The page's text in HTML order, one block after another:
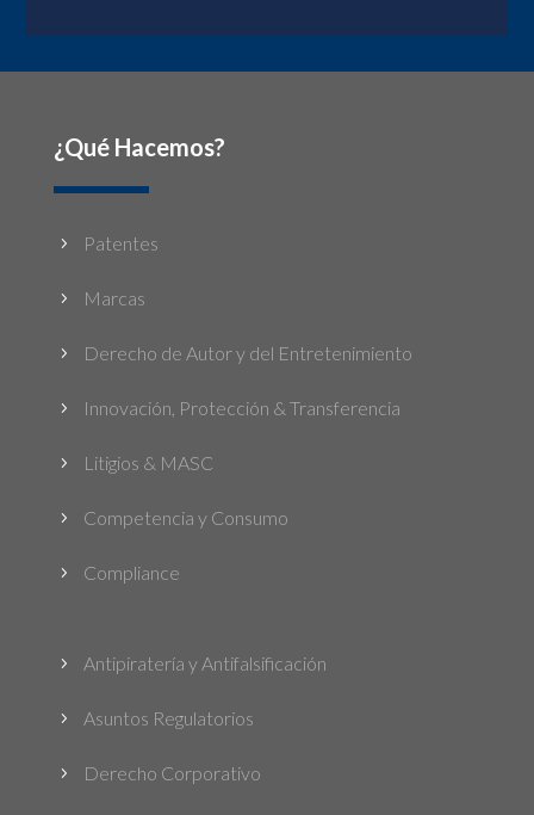
¿Qué Hacemos?
5 Patentes
5 Marcas
5 Derecho de Autor y del Entretenimiento
5 Innovación, Protección & Transferencia
5 Litigios & MASC
5 Competencia y Consumo
5 Compliance
5 Antipiratería y Antifalsificación
5 Asuntos Regulatorios
5 Derecho Corporativo